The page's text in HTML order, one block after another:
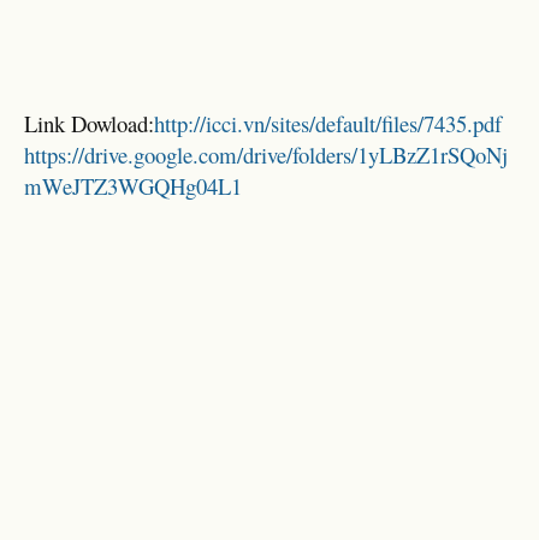
Link Dowload:http://icci.vn/sites/default/files/7435.pdf
https://drive.google.com/drive/folders/1yLBzZ1rSQoNj
mWeJTZ3WGQHg04L1